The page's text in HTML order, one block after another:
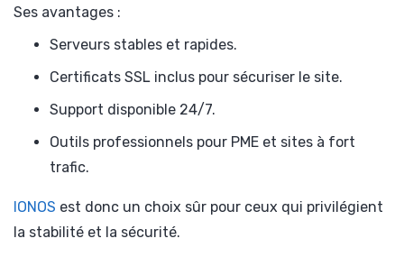
Ses avantages :
Serveurs stables et rapides.
Certificats SSL inclus pour sécuriser le site.
Support disponible 24/7.
Outils professionnels pour PME et sites à fort
trafic.
IONOS est donc un choix sûr pour ceux qui privilégient
la stabilité et la sécurité.